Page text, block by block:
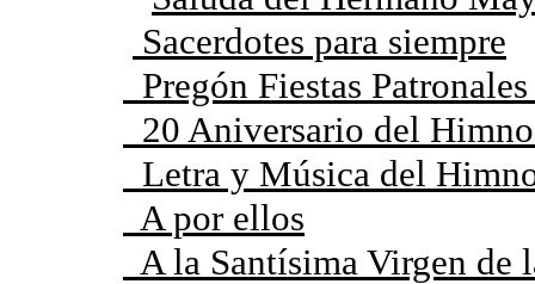
Sacerdotes para siempre
Pregón Fiestas
20 Aniversario del
Letra y Música del
A por ellos
A la Santísima Virgen de